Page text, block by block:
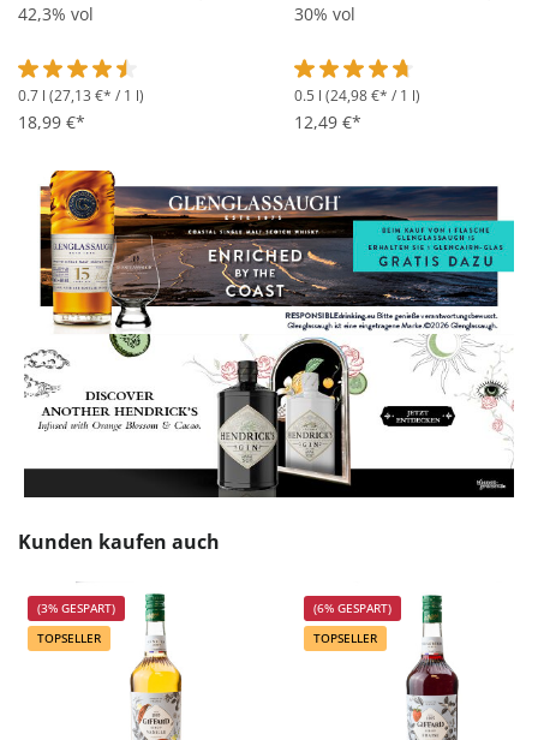
42,3% vol
Durchschnittliche Bewertung von 4.5 von 5 Sternen
0.7 l (27,13 €* / 1 l)
18,99 €*
30% vol
Durchschnittliche
0.5 l (24,98 €* / 1 l)
12,49 €*
Produktgalerie überspringen
Kunden kaufen auch
(3% GESPART)
TOPSELLER
(6% GESPART)
TOPSELLER